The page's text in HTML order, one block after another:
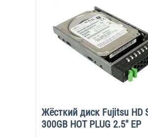
Жёсткий диск Fujitsu HD
300GB HOT PLUG 2.5" EP